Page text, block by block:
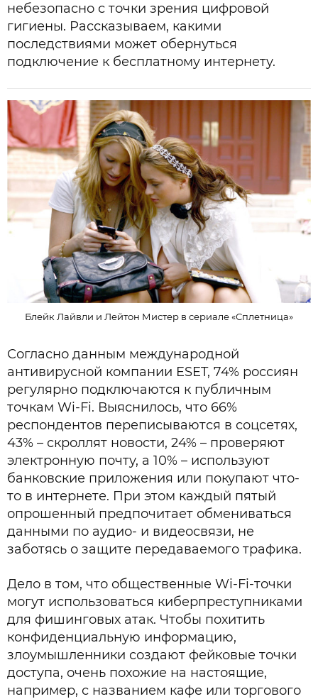
небезопасно с точки зрения цифровой
гигиены. Рассказываем, какими
последствиями может обернуться
подключение к бесплатному интернету.
Блейк Лайвли и Лейтон Мистер в сериале «Сплетница»
Согласно данным международной
антивирусной компании ESET, 74% россиян
регулярно подключаются к публичным
точкам Wi-Fi. Выяснилось, что 66%
респондентов переписываются в соцсетях,
43% – скроллят новости, 24% – проверяют
электронную почту, а 10% – используют
банковские приложения или покупают что-
то в интернете. При этом каждый пятый
опрошенный предпочитает обмениваться
данными по аудио- и видеосвязи, не
заботясь о защите передаваемого трафика.
Дело в том, что общественные Wi-Fi-точки
могут использоваться киберпреступниками
для фишинговых атак. Чтобы похитить
конфиденциальную информацию,
злоумышленники создают фейковые точки
доступа, очень похожие на настоящие,
например, с названием кафе или торгового